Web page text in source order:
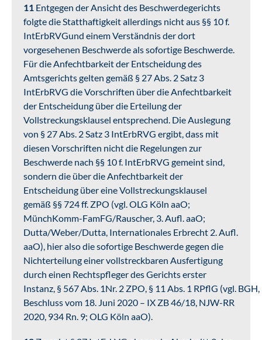
11 Entgegen der Ansicht des Beschwerdegerichts
folgte die Statthaftigkeit allerdings nicht aus §§ 10 f.
IntErbRVGund einem Verständnis der dort
vorgesehenen Beschwerde als sofortige Beschwerde.
Für die Anfechtbarkeit der Entscheidung des
Amtsgerichts gelten gemäß § 27 Abs. 2 Satz 3
IntErbRVG die Vorschriften über die Anfechtbarkeit
der Entscheidung über die Erteilung der
Vollstreckungsklausel entsprechend. Die Auslegung
von § 27 Abs. 2 Satz 3 IntErbRVG ergibt, dass mit
diesen Vorschriften nicht die Regelungen zur
Beschwerde nach §§ 10 f. IntErbRVG gemeint sind,
sondern die über die Anfechtbarkeit der
Entscheidung über eine Vollstreckungsklausel
gemäß §§ 724 ff. ZPO (vgl. OLG Köln aaO;
MünchKomm-FamFG/Rauscher, 3. Aufl. aaO;
Dutta/Weber/Dutta, Internationales Erbrecht 2. Aufl.
aaO), hier also die sofortige Beschwerde gegen die
Nichterteilung einer vollstreckbaren Ausfertigung
durch einen Rechtspfleger des Gerichts erster
Instanz, § 567 Abs. 1Nr. 2 ZPO, § 11 Abs. 1 RPflG (vgl. BGH,
Beschluss vom 18. Juni 2020 – IX ZB 46/18, NJW-RR
2020, 934 Rn. 9; OLG Köln aaO).